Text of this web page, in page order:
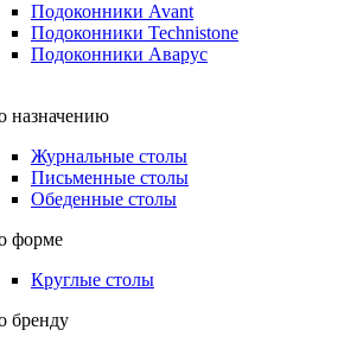
Подоконники Avant
Подоконники Technistone
Подоконники Аварус
назначению
Журнальные столы
Письменные столы
Обеденные столы
форме
Круглые столы
бренду